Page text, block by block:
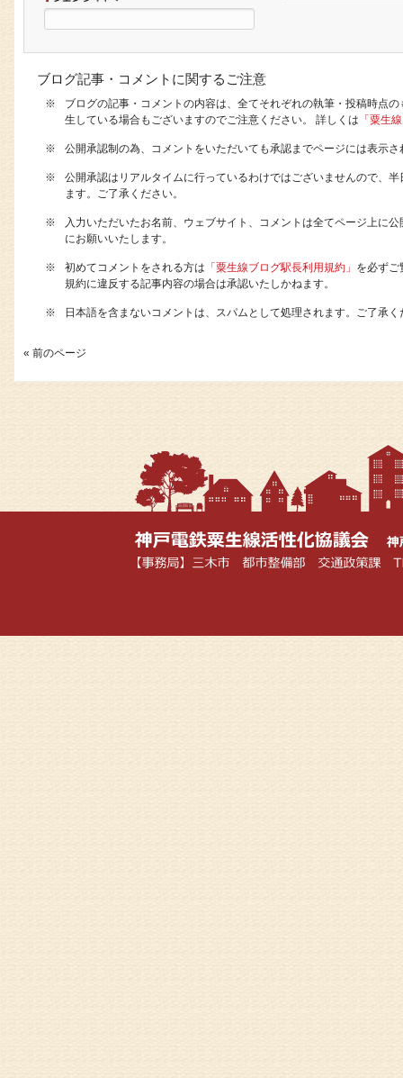
ブログ記事・コメントに関するご注意
※
ブログの記事・コメントの内容は、全てそれぞれの執筆・投稿時点
生している場合もございますのでご注意ください。 詳しくは 「粟生
※ 公開承認制の為、コメントをいただいても承認までページには表示さ
※
公開承認はリアルタイムに行っているわけではございませんので、
ます。ご了承ください。
※
入力いただいたお名前、ウェブサイト、コメントは全てページ上に
にお願いいたします。
※ 初めてコメントをされる方は 「粟生線ブログ駅長利用規約」 を必ずご
規約に違反する記事内容の場合は承認いたしかねます。
※ 日本語を含まないコメントは、スパムとして処理されます。ご了承く
« 前のページ